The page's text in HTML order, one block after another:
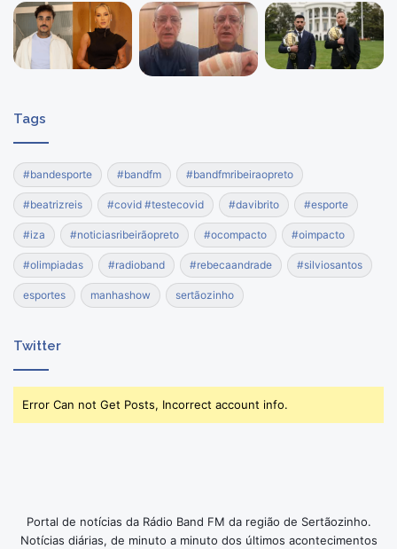
Tags
#bandesporte #bandfm #bandfmribeiraopreto
#beatrizreis #covid #testecovid #davibrito #esporte
#iza #noticiasribeirãopreto #ocompacto #oimpacto
#olimpiadas #radioband #rebecaandrade #silviosantos
esportes manhashow sertãozinho
Twitter
Error Can not Get Posts, Incorrect account info.
Portal de notícias da Rádio Band FM da região de Sertãozinho.
Notícias diárias, de minuto a minuto dos últimos acontecimentos